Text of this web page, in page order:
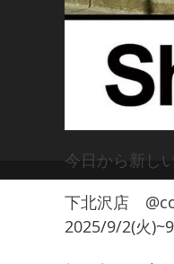
今日から新し
下北沢店
2025/9/2(火